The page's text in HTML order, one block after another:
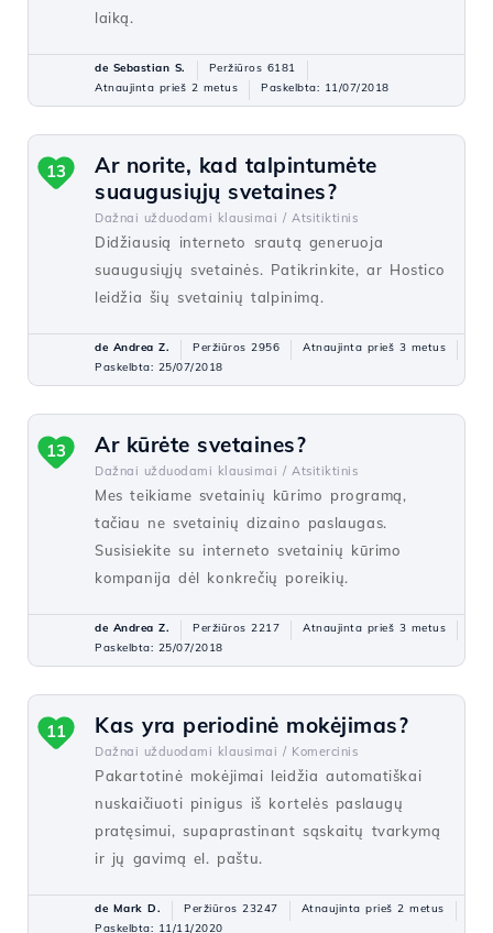
laiką.
de Sebastian S.
Peržiūros 6181
Atnaujinta prieš 2 metus
Paskelbta: 11/07/2018
Ar norite, kad talpintumėte
suaugusiųjų svetaines?
Dažnai užduodami klausimai / Atsitiktinis
Didžiausią interneto srautą generuoja
suaugusiųjų svetainės. Patikrinkite, ar Hostico
leidžia šių svetainių talpinimą.
13
de Andrea Z. Peržiūros 2956
Atnaujinta prieš 3 metus
Paskelbta: 25/07/2018
Ar kūrėte svetaines?
Dažnai užduodami klausimai / Atsitiktinis
Mes teikiame svetainių kūrimo programą,
tačiau ne svetainių dizaino paslaugas.
Susisiekite su interneto svetainių kūrimo
kompanija dėl konkrečių poreikių.
13
de Andrea Z. Peržiūros 2217
Atnaujinta prieš 3 metus
Paskelbta: 25/07/2018
Kas yra periodinė mokėjimas?
Dažnai užduodami klausimai / Komercinis
Pakartotinė mokėjimai leidžia automatiškai
nuskaičiuoti pinigus iš kortelės paslaugų
pratęsimui, supaprastinant sąskaitų tvarkymą
ir jų gavimą el. paštu.
11
de Mark D. Peržiūros 23247
Atnaujinta prieš 2 metus
Paskelbta: 11/11/2020